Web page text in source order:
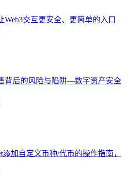
Web3交互更安全、更简单的入口
背后的风险与陷阱—数字资产安全
添加自定义币种/代币的操作指南，